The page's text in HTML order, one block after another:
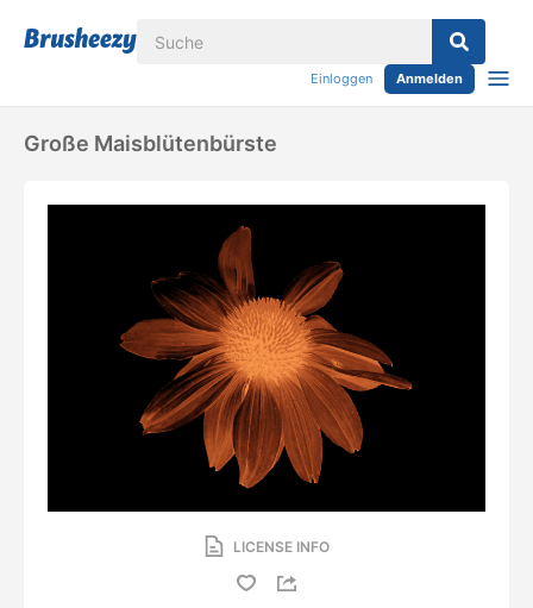
Einloggen Anmelden
Große Maisblütenbürste
LICENSE INFO